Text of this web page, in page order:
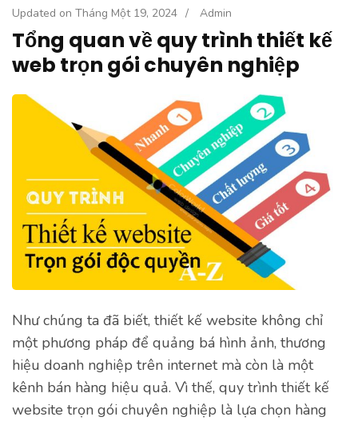
Updated on Tháng Một 19, 2024 / Admin
Tổng quan về quy trình thiết kế
web trọn gói chuyên nghiệp
Như chúng ta đã biết, thiết kế website không chỉ
một phương pháp để quảng bá hình ảnh, thương
hiệu doanh nghiệp trên internet mà còn là một
kênh bán hàng hiệu quả. Vì thế, quy trình thiết kế
website trọn gói chuyên nghiệp là lựa chọn hàng